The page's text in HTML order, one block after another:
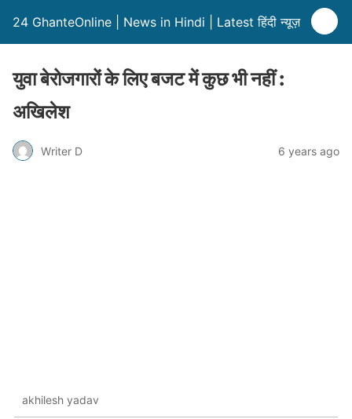
24 GhanteOnline | News in Hindi | Latest हिंदी न्यूज़
युवा बेरोजगारों के लिए बजट में कुछ भी नहीं :
अखिलेश
Writer D 6 years ago
akhilesh yadav